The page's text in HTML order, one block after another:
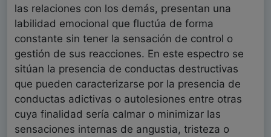
las relaciones con los demás, presentan una
labilidad emocional que fluctúa de forma
constante sin tener la sensación de control o
gestión de sus reacciones. En este espectro se
sitúan la presencia de conductas destructivas
que pueden caracterizarse por la presencia de
conductas adictivas o autolesiones entre otras
cuya finalidad sería calmar o minimizar las
sensaciones internas de angustia, tristeza o